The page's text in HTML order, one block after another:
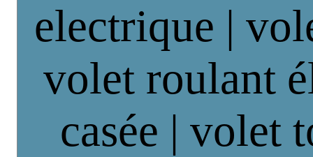
electrique |
volet roulant
casée | volet